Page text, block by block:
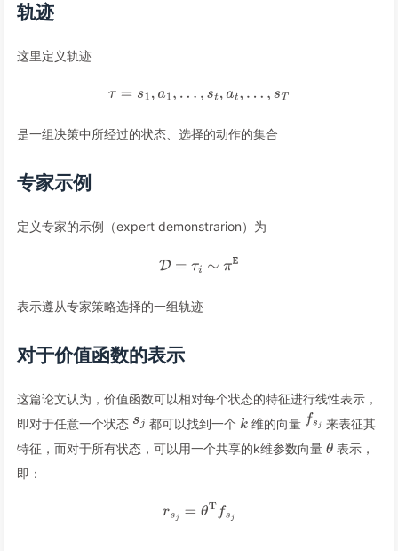
轨迹
这里定义轨迹
是一组决策中所经过的状态、选择的动作的集合
专家示例
定义专家的示例（expert demonstrarion）为
表示遵从专家策略选择的一组轨迹
对于价值函数的表示
这篇论文认为，价值函数可以相对每个状态的特征进行线性表示，
即对于任意一个状态
都可以找到一个 维的向量
来表征其
特征，而对于所有状态，可以用一个共享的k维参数向量
表示，
即：